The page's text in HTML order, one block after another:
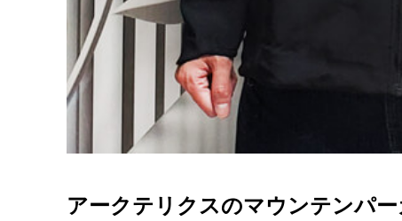
アークテリクスのマウンテンパ